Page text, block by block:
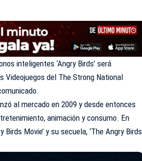
inteligentes ‘Angry Birds’ será
Videojuegos del The Strong National
al mercado en 2009 y desde entonces
animación y consumo. En
Movie’ y su secuela, ‘The Angry Birds